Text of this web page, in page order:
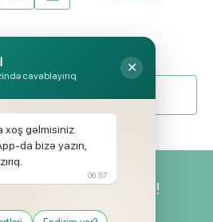
ilk siz xəbərdar olun!
cavablayırıq
✕
xoş gəlmisiniz.
da bizə yazın,
06:57